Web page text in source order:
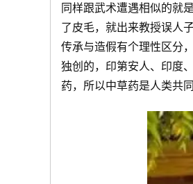
同样跟武术遭遇相似的就
了皮毛，就出来教授误人
传承与造假有个理性区分
独创的，印第安人、印度
药，所以中草药是人类共